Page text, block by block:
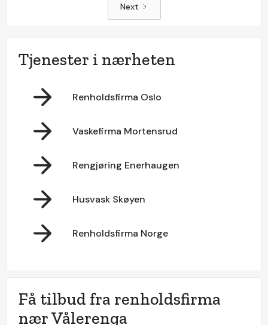
Next
Tjenester i nærheten
Renholdsfirma Oslo
Vaskefirma Mortensrud
Rengjøring Enerhaugen
Husvask Skøyen
Renholdsfirma Norge
Få tilbud fra renholdsfirma
nær Vålerenga